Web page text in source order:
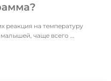
реакция на температуру
чаще всего …